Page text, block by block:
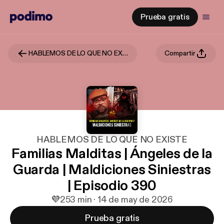
Prueba gratis
HABLEMOS DE LO QUE NO EXISTE Compartir
HABLEMOS DE LO QUE NO EXISTE
Familias Malditas | Ángeles de la
Guarda | Maldiciones Siniestras
| Episodio 390
💜253 min · 14 de may de 2026
Prueba gratis